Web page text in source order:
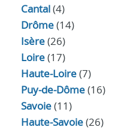
Cantal(4)
Drôme(14)
Isère(26)
Loire(17)
Haute-Loire(7)
Puy-de-Dôme(16)
Savoie(11)
Haute-Savoie(26)